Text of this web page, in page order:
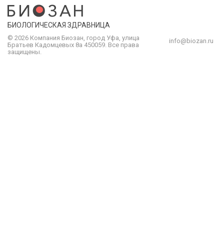
БИОЛОГИЧЕСКАЯ ЗДРАВНИЦА
© 2026 Компания Биозан, город Уфа, улица
Братьев Кадомцевых 8а 450059. Все права
защищены.
info@biozan.ru